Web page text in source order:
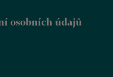
osobních údajů